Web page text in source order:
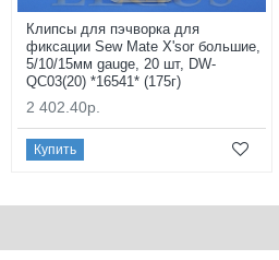
Клипсы для пэчворка для
фиксации Sew Mate X'sor большие,
5/10/15мм gauge, 20 шт, DW-
QC03(20) *16541* (175г)
2 402.40р.
Купить